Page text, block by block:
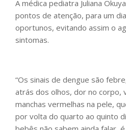
A médica pediatra Juliana
pontos de atenção, para um
oportunos, evitando assim o
sintomas.
“Os sinais de dengue são
atrás dos olhos, dor no corpo,
manchas vermelhas na pele,
por volta do quarto ao quinto